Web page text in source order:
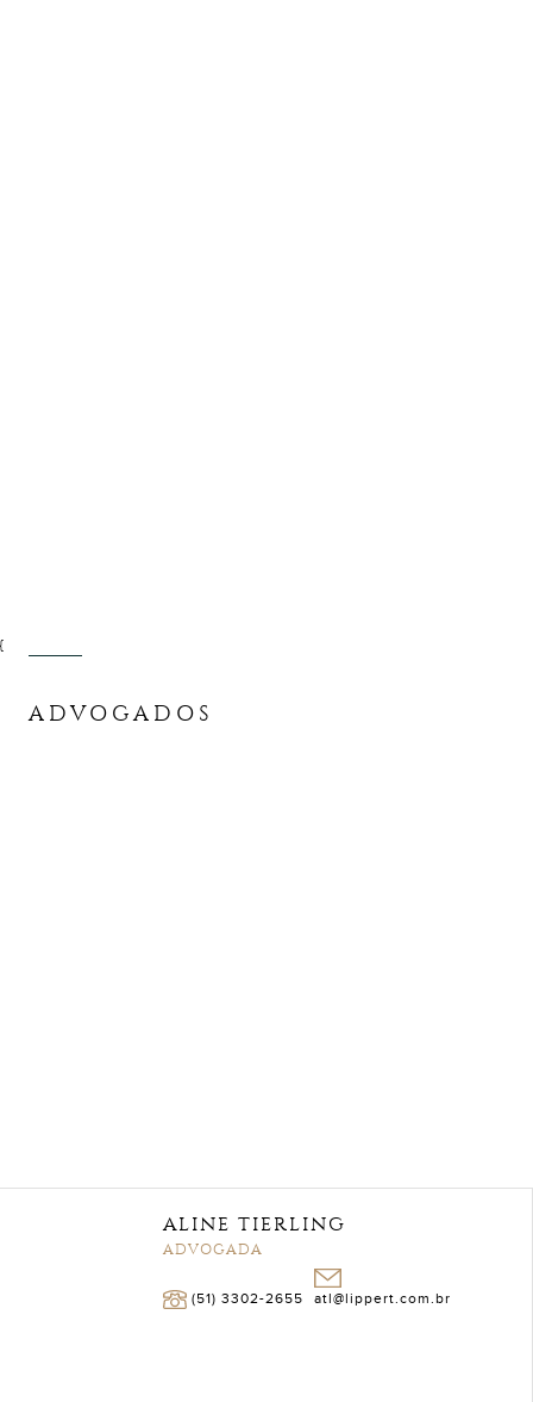
{
ADVOGADOS
ALINE TIERLING
ADVOGADA
(51) 3302-2655 atl@lippert.com.br